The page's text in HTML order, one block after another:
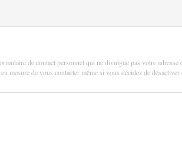
de contact personnel qui ne divulgue pas votre
mesure de vous contacter même si vous décidez de désactiver